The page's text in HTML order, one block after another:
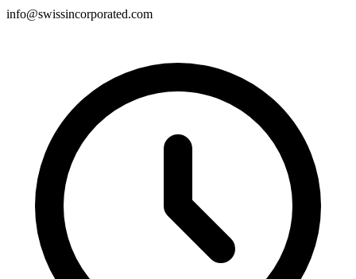
info@swissincorporated.com